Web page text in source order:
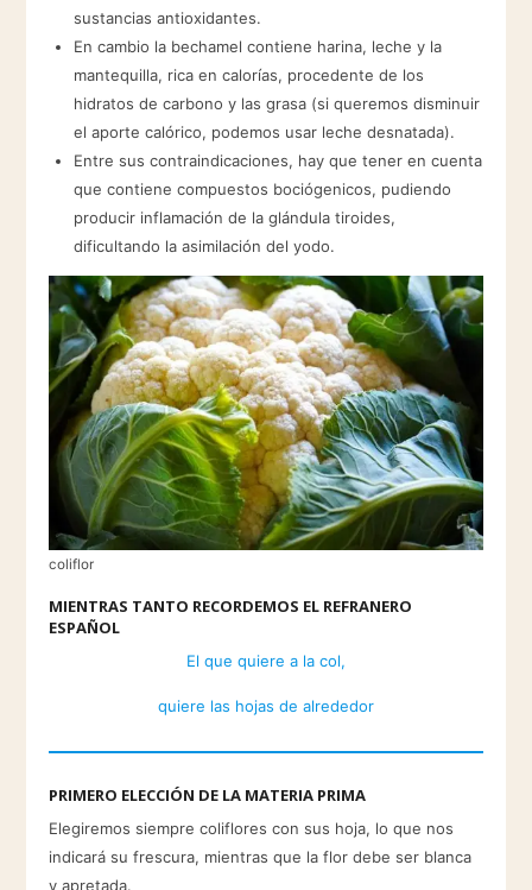
sustancias antioxidantes.
En cambio la bechamel contiene harina, leche y la
mantequilla, rica en calorías, procedente de los
hidratos de carbono y las grasa (si queremos disminuir
el aporte calórico, podemos usar leche desnatada).
Entre sus contraindicaciones, hay que tener en cuenta
que contiene compuestos bociógenicos, pudiendo
producir inflamación de la glándula tiroides,
dificultando la asimilación del yodo.
coliflor
MIENTRAS TANTO RECORDEMOS EL REFRANERO
ESPAÑOL
El que quiere a la col,
quiere las hojas de alrededor
PRIMERO ELECCIÓN DE LA MATERIA PRIMA
Elegiremos siempre coliflores con sus hoja, lo que nos
indicará su frescura, mientras que la flor debe ser blanca
y apretada.